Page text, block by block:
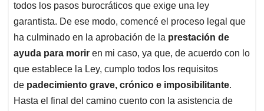
todos los pasos burocráticos que exige una ley
garantista. De ese modo, comencé el proceso legal que
ha culminado en la aprobación de la prestación de
ayuda para morir en mi caso, ya que, de acuerdo con lo
que establece la Ley, cumplo todos los requisitos
de padecimiento grave, crónico e imposibilitante.
Hasta el final del camino cuento con la asistencia de